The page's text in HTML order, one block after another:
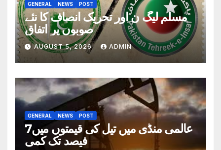
GENERAL NEWS POST
مسلم لیگ ن اور تحریک انصاف کا نئے
صوبوں پر اتفاق
AUGUST 5, 2026 ADMIN
GENERAL NEWS POST
عالمی منڈی میں تیل کی قیمتوں میں7
فیصد تک کمی